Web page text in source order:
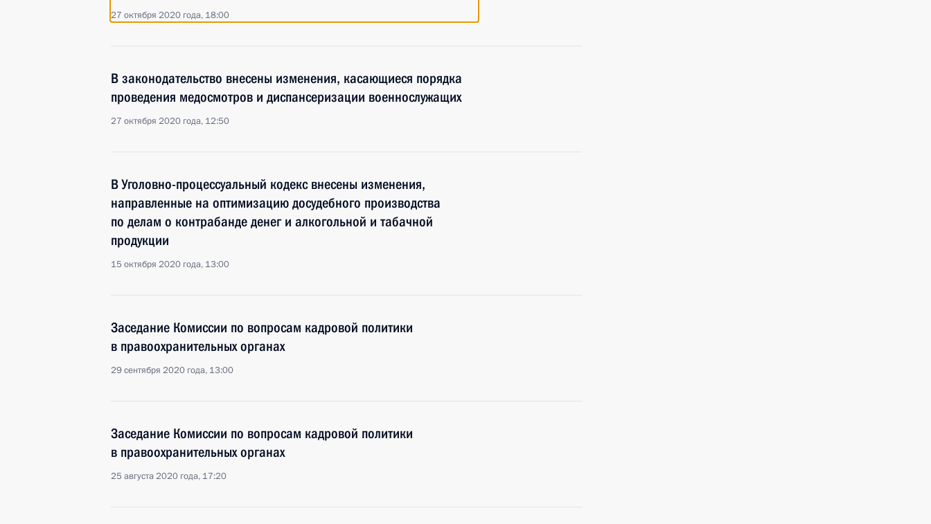
27 октября 2020 года, 18:00
В законодательство внесены изменения, касающиеся порядка
проведения медосмотров и диспансеризации военнослужащих
27 октября 2020 года, 12:50
В Уголовно-процессуальный кодекс внесены изменения,
направленные на оптимизацию досудебного производства
по делам о контрабанде денег и алкогольной и табачной
продукции
15 октября 2020 года, 13:00
Заседание Комиссии по вопросам кадровой политики
в правоохранительных органах
29 сентября 2020 года, 13:00
Заседание Комиссии по вопросам кадровой политики
в правоохранительных органах
25 августа 2020 года, 17:20